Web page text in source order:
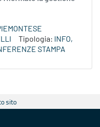
Tipologia:
INFO,
STAMPA
sito